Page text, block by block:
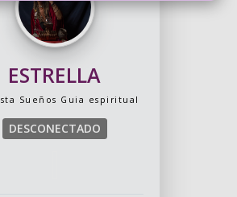
ESTRELLA
Sueños Guia espiritual
DESCONECTADO